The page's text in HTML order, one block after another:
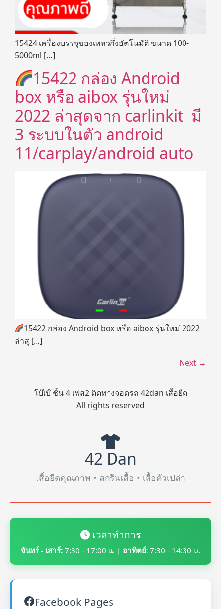
15424 เครื่องบรรจุของเหลวกึ่งอัตโนมัติ ขนาด 100-
5000ml […]
15422 กล่อง Android
box หรือ aibox รุ่นใหม่
2022 ล่าสุดจาก carlinkit มี
3 ระบบในตัว android
11/carplay/android auto
15422 กล่อง Android box หรือ aibox รุ่นใหม่ 2022
ล่าสุ […]
Next →
โบ๊เบ๊ ชั้น 4 เฟส2 ติดทางจอดรถ 42dan เสื้อยืด
All rights reserved
42 Dan
เสื้อยืดคุณภาพ • สกรีนเสื้อ • เสื้อตัวเปล่า
เวลาทำการ
จันทร์ - เสาร์: 7:30 - 17:00 น. | อาทิตย์: 7:30 - 14:30 น.
Facebook Pages